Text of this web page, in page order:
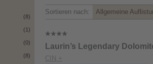
(8)
(1)
(0)
(8)
Sortieren nach: Allgemeine
Laurin’s Legendary
CIN +